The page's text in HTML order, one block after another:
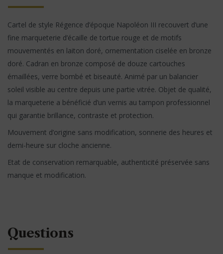
Cartel de style Régence d’époque Napoléon III recouvert d’une
fine marqueterie d’écaille de tortue rouge et de motifs
mouvementés en laiton doré, ornementation ciselée en bronze
doré. Cadran en bronze composé de douze cartouches
émaillées, verre bombé et biseauté. Animé par un balancier
soleil visible au centre depuis une partie vitrée. Objet de qualité,
la marqueterie a bénéficié d’un vernis au tampon professionnel
qui garantie brillance, contraste et protection.
Mouvement d’origine sans modification, sonnerie des heures et
demi-heure sur cloche ancienne.
Etat de conservation remarquable, authenticité préservée sans
manque et modification.
Questions